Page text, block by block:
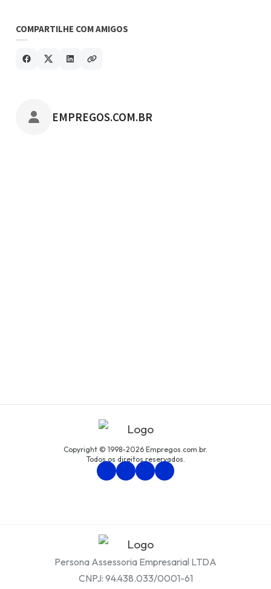
COMPARTILHE COM AMIGOS
POSTADO POR
EMPREGOS.COM.BR
Copyright © 1998-2026 Empregos.com.br.
Todos os direitos reservados.
Persona Assessoria Empresarial LTDA
CNPJ: 94.438.033/0001-61